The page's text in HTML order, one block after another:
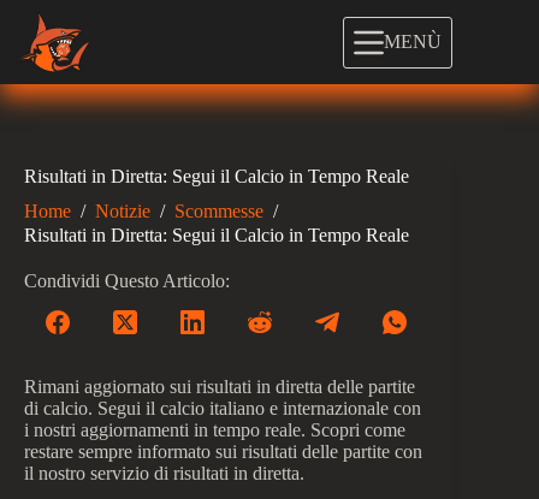
contenuto
MENÙ
Risultati in Diretta: Segui il Calcio in Tempo Reale
Home / Notizie / Scommesse /
Risultati in Diretta: Segui il Calcio in Tempo Reale
Condividi Questo Articolo:
Rimani aggiornato sui risultati in diretta delle partite
di calcio. Segui il calcio italiano e internazionale con
i nostri aggiornamenti in tempo reale. Scopri come
restare sempre informato sui risultati delle partite con
il nostro servizio di risultati in diretta.